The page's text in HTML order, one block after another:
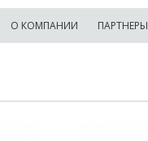
О КОМПАНИИ ПАРТНЕРЫ